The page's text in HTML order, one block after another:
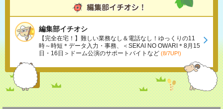
編集部イチオシ
【完全在宅！】難しい業務なし＆電話なし！ゆっくりの11
時～時短＊データ入力・事務、＜SEKAI NO OWARI＊8月15
日・16日＞ドーム公演のサポートバイトなど (8/7UP!)